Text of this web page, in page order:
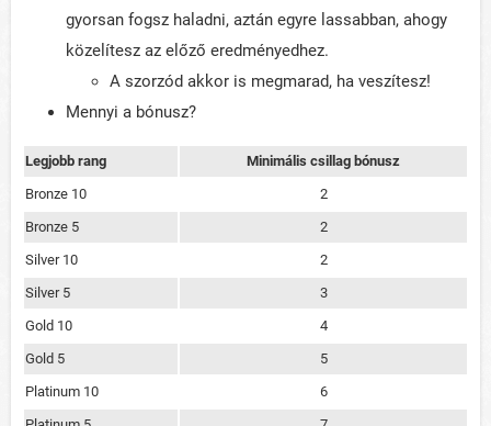
gyorsan fogsz haladni, aztán egyre lassabban, ahogy
közelítesz az előző eredményedhez.
A szorzód akkor is megmarad, ha veszítesz!
Mennyi a bónusz?
Legjobb rang
Minimális csillag bónusz
Bronze 10
2
Bronze 5
2
Silver 10
2
Silver 5
3
Gold 10
4
Gold 5
5
Platinum 10
6